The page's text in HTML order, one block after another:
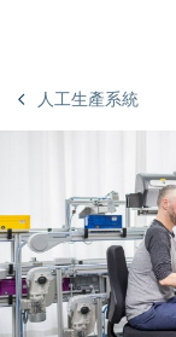
人工生產系統